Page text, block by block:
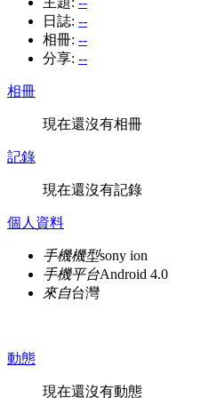
日誌: --
相冊: --
分享: --
相冊
現在還沒有相冊
記錄
現在還沒有記錄
個人資料
手機機型sony ion
手機平台Android 4.0
來自台灣
動態
現在還沒有動態